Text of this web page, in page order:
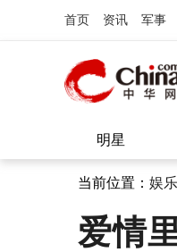
首页 资讯 军事
明星
当前位置： 娱乐
爱情